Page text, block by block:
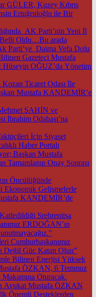
GÜLER, Kuzey Kıbrıs
Ertuğruloğlu ile Bir
AK Parti’nin Yeni İl
Oldu…Bu arada
Parti’ye Daima Vefa Dolu
Gazeteci Mustafa
Hüseyin OĞUZ’da Yönetim
Kozan Ticaret Odası İle
Mustafa KANDEMİR’e
ŞAHİN ve
İbrahim Odabaşı’na
İçin Siyaset
Haber Portalı
Başkan Mustafa
Onay Sonrası
Öncülüğünde
Ekonomik Gelişmelerle
Srebrenitsa
ERDOĞAN’ın
Cumhurbaşkanımız
Değil Güç Katan Olun”
Bilinen Enerjisi Yüksek
ÖZKAN, 6 Temmuz
Oturacak.
Avukat Mustafa ÖZKAN
Önemli Desteklerden